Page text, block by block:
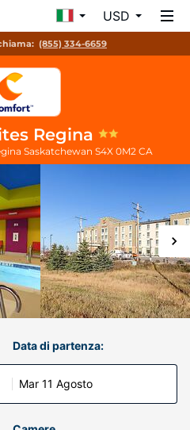
USD
(855) 334-6659
Regina
Saskatchewan S4X 0M2 CA
Data di partenza:
Mar 11 Agosto